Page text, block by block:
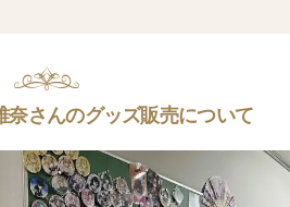
さんのグッズ販売について